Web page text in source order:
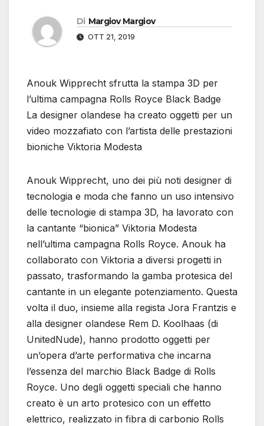
Di Margiov Margiov
OTT 21, 2019
Anouk Wipprecht sfrutta la stampa 3D per
l’ultima campagna Rolls Royce Black Badge
La designer olandese ha creato oggetti per un
video mozzafiato con l’artista delle prestazioni
bioniche Viktoria Modesta
Anouk Wipprecht, uno dei più noti designer di
tecnologia e moda che fanno un uso intensivo
delle tecnologie di stampa 3D, ha lavorato con
la cantante “bionica” Viktoria Modesta
nell’ultima campagna Rolls Royce. Anouk ha
collaborato con Viktoria a diversi progetti in
passato, trasformando la gamba protesica del
cantante in un elegante potenziamento. Questa
volta il duo, insieme alla regista Jora Frantzis e
alla designer olandese Rem D. Koolhaas (di
UnitedNude), hanno prodotto oggetti per
un’opera d’arte performativa che incarna
l’essenza del marchio Black Badge di Rolls
Royce. Uno degli oggetti speciali che hanno
creato è un arto protesico con un effetto
elettrico, realizzato in fibra di carbonio Rolls